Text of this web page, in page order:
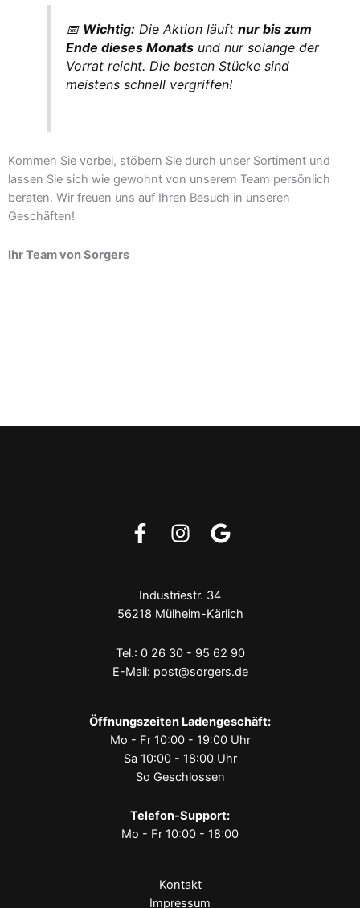
📅 Wichtig: Die Aktion läuftnur bis zum
Ende dieses Monats und nur solange der
Vorrat reicht. Die besten Stücke sind
meistens schnell vergriffen!
Kommen Sie vorbei, stöbern Sie durch unser Sortiment und
lassen Sie sich wie gewohnt von unserem Team persönlich
beraten. Wir freuen uns auf Ihren Besuch in unseren
Geschäften!
Ihr Team von Sorgers
Industriestr. 34
56218 Mülheim-Kärlich
Tel.: 0 26 30 - 95 62 90
E-Mail: post@sorgers.de
Öffnungszeiten Ladengeschäft:
Mo - Fr 10:00 - 19:00 Uhr
Sa 10:00 - 18:00 Uhr
So Geschlossen
Telefon-Support:
Mo - Fr 10:00 - 18:00
Kontakt
Impressum